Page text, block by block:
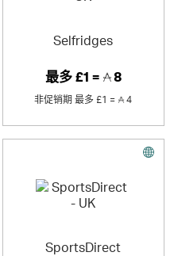
Selfridges
最多£1 = 8
非促销期 最多 £1 = 4
SportsDirect